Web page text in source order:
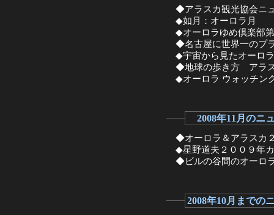
◆アラスカ観光協会ニ
◆如月：オーロラ月
◆オーロラゆめ倶楽部
◆名古屋に世界一のプ
◆宇宙から見たオーロ
◆地球の歩き方 アラ
◆オーロラ ウォッチン
2008年11月のニ
◆オーロラ＆アラスカ
◆星野道夫２００９年
◆ビルの谷間のオーロ
2008年10月までの